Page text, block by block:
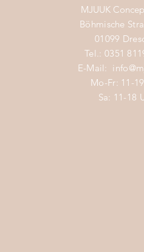
MJUUK
Böhmische
01099
Tel.: 0351
E-Mail:
Mo-Fr: 11-
Sa: 11-18